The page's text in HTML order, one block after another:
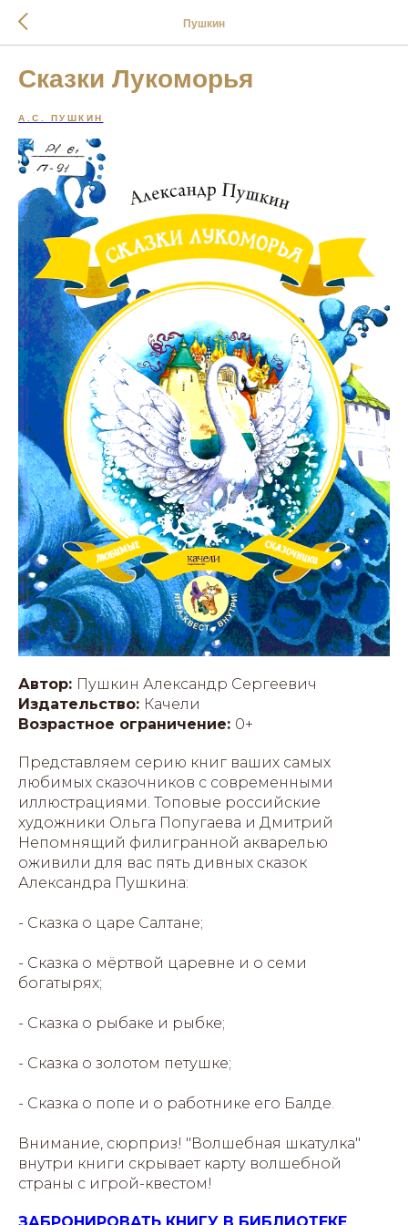
Пушкин
Сказки Лукоморья
А.С. ПУШКИН
Автор: Пушкин Александр Сергеевич
Издательство: Качели
Возрастное ограничение: 0+
Представляем серию книг ваших самых
любимых сказочников с современными
иллюстрациями. Топовые российские
художники Ольга Попугаева и Дмитрий
Непомнящий филигранной акварелью
оживили для вас пять дивных сказок
Александра Пушкина:
- Сказка о царе Салтане;
- Сказка о мёртвой царевне и о семи
богатырях;
- Сказка о рыбаке и рыбке;
- Сказка о золотом петушке;
- Сказка о попе и о работнике его Балде.
Внимание, сюрприз! "Волшебная шкатулка"
внутри книги скрывает карту волшебной
страны с игрой-квестом!
ЗАБРОНИРОВАТЬ КНИГУ В БИБЛИОТЕКЕ